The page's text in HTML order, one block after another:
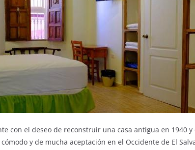
con el deseo de reconstruir una casa antigua en 1940 y
y de mucha aceptación en el Occidente de El